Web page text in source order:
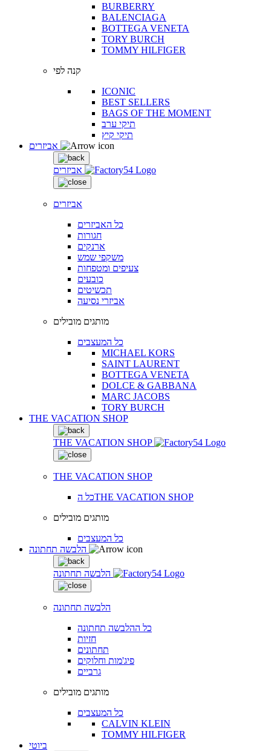
BURBERRY
BALENCIAGA
BOTTEGA VENETA
TORY BURCH
TOMMY HILFIGER
קנה לפי
ICONIC
BEST SELLERS
BAGS OF THE MOMENT
תיקי ערב
תיקי קיץ
אביזרים
אביזרים
כל האביזרים
חגורות
ארנקים
משקפי שמש
צעיפים ומטפחות
כובעים
תכשיטים
אביזרי נסיעה
מותגים מובילים
כל המעצבים
MICHAEL KORS
SAINT LAURENT
BOTTEGA VENETA
DOLCE & GABBANA
MARC JACOBS
TORY BURCH
THE VACATION SHOP
THE VACATION SHOP
THE VACATION SHOP
כל הTHE VACATION SHOP
מותגים מובילים
כל המעצבים
הלבשה תחתונה
הלבשה תחתונה
כל ההלבשה תחתונה
חזיות
תחתונים
פיג'מות וחלוקים
גרביים
מותגים מובילים
כל המעצבים
CALVIN KLEIN
TOMMY HILFIGER
ביוטי